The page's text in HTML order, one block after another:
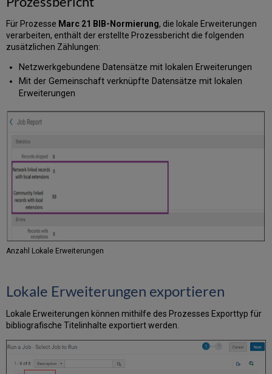
Für Prozesse Marc 21 BIB-Normierung, die lokale Erweiterungen
verarbeiten, enthält der erstellte Prozessbericht die folgenden
zusätzlichen Zählungen:
Netzwerkgebundene Datensätze mit lokalen Erweiterungen
Mit der Gemeinschaft verknüpfte Datensätze mit lokalen
Erweiterungen
Anzahl Lokale Erweiterungen
Lokale Erweiterungen exportieren
Lokale Erweiterungen können mithilfe des Prozesses Exporttyp für
bibliografische Titelinhalte exportiert werden.